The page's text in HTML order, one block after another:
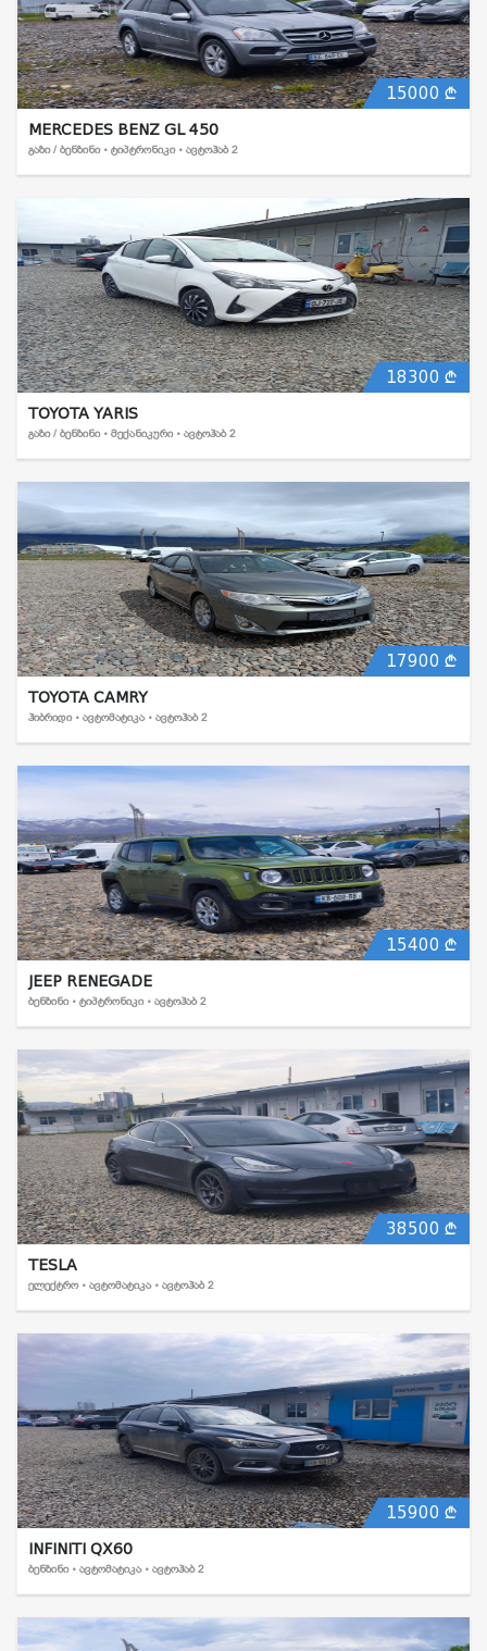
15000
MERCEDES BENZ GL 450
ᲒᲐᲖᲘ / ᲑᲔᲜᲖᲘᲜᲘ • ᲢᲘᲞᲢᲠᲝᲜᲘᲙᲘ • ᲐᲕᲢᲝᲰᲐᲑ 2
18300
TOYOTA YARIS
ᲒᲐᲖᲘ / ᲑᲔᲜᲖᲘᲜᲘ • ᲛᲔᲥᲐᲜᲘᲙᲣᲠᲘ • ᲐᲕᲢᲝᲰᲐᲑ 2
17900
TOYOTA CAMRY
ᲰᲘᲑᲠᲘᲓᲘ • ᲐᲕᲢᲝᲛᲐᲢᲘᲙᲐ • ᲐᲕᲢᲝᲰᲐᲑ 2
15400
JEEP RENEGADE
ᲑᲔᲜᲖᲘᲜᲘ • ᲢᲘᲞᲢᲠᲝᲜᲘᲙᲘ • ᲐᲕᲢᲝᲰᲐᲑ 2
38500
TESLA
ᲔᲚᲔᲥᲢᲠᲝ • ᲐᲕᲢᲝᲛᲐᲢᲘᲙᲐ • ᲐᲕᲢᲝᲰᲐᲑ 2
15900
INFINITI QX60
ᲑᲔᲜᲖᲘᲜᲘ • ᲐᲕᲢᲝᲛᲐᲢᲘᲙᲐ • ᲐᲕᲢᲝᲰᲐᲑ 2